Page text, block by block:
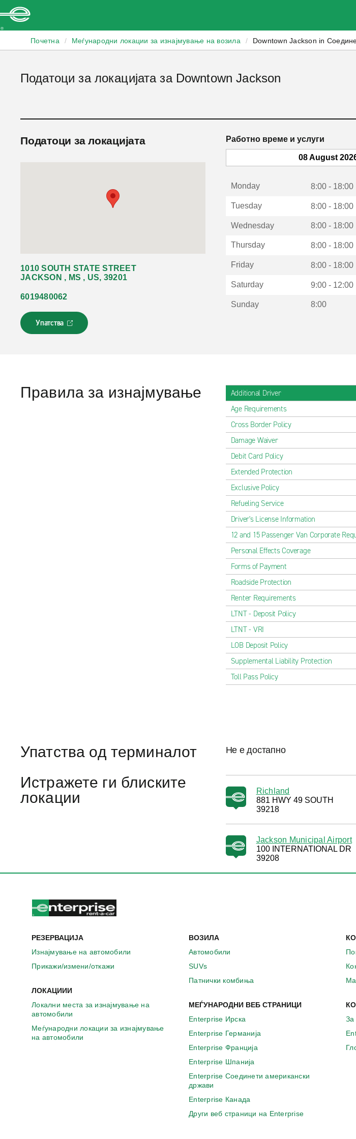
Почетна / Меѓународни локации за изнајмување на возила / Downtown Jackson in
Податоци за локацијата за Downtown Jackson
Податоци за локацијата
1010 SOUTH STATE STREET
JACKSON , MS , US, 39201
6019480062
Упатства
Л
и
е
Работно време и услуги
08 August
Monday 8:00 - 18:00
Tuesday 8:00 - 18:00
Wednesday 8:00 - 18:00
Thursday 8:00 - 18:00
Friday 8:00 - 18:00
Saturday 9:00 - 12:00
Sunday 8:00
Правила за изнајмување
Additional Driver
Age Requirements
Cross Border Policy
Damage Waiver
Debit Card Policy
Extended Protection
Exclusive Policy
Refueling Service
Driver's License Information
12 and 15 Passenger Van Corporate
Personal Effects Coverage
Forms of Payment
Roadside Protection
Renter Requirements
LTNT - Deposit Policy
LTNT - VRI
LOB Deposit Policy
Supplemental Liability Protection
Toll Pass Policy
Упатства од терминалот Не е достапно
Истражете ги блиските
локации
Richland
881 HWY 49 SOUTH
39218
Jackson Municipal Airport
100 INTERNATIONAL DR
39208
РЕЗЕРВАЦИЈА
Изнајмување на автомобили
Прикажи/измени/откажи
ЛОКАЦИИИ
Локални места за изнајмување на
автомобили
Меѓународни локации за изнајмување
на автомобили
ВОЗИЛА
Автомобили
SUVs
Патнички комбиња
МЕЃУНАРОДНИ ВЕБ СТРАНИЦИ
Enterprise Ирска
Enterprise Германија
Enterprise Франција
Enterprise Шпанија
Enterprise Соединети американски
држави
Enterprise Канада
Други веб страници на Enterprise
За